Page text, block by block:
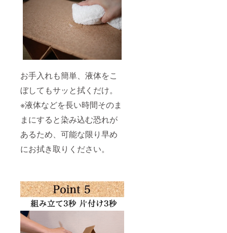
お手入れも簡単、液体をこ
ぼしてもサッと拭くだけ。
※液体などを長い時間そのま
まにすると染み込む恐れが
あるため、可能な限り早め
にお拭き取りください。